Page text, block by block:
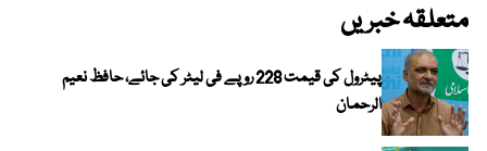
متعلقہ خبریں
پیٹرول کی قیمت 228 روپے فی لیٹر کی جائے، حافظ نعیم
الرحمان